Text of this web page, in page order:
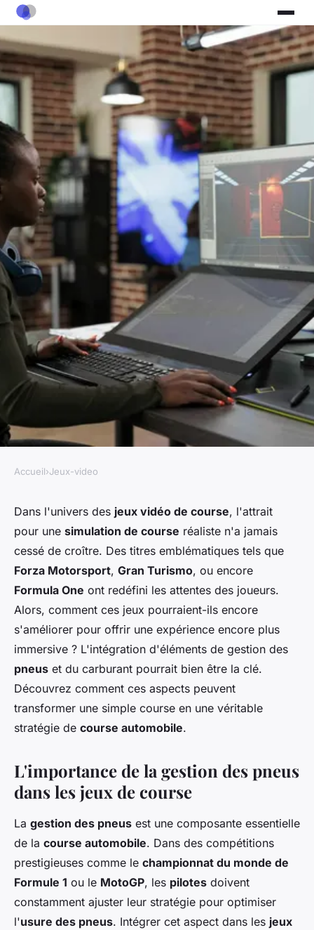
Comment un jeu de course
pourrait-il intégrer des
éléments de gestion des pneus
et du carburant pour plus de
réalisme?
Accueil›Jeux-video
Dans l'univers des jeux vidéo de course, l'attrait
pour une simulation de course réaliste n'a jamais
cessé de croître. Des titres emblématiques tels que
Forza Motorsport, Gran Turismo, ou encore
Formula One ont redéfini les attentes des joueurs.
Alors, comment ces jeux pourraient-ils encore
s'améliorer pour offrir une expérience encore plus
immersive ? L'intégration d'éléments de gestion des
pneus et du carburant pourrait bien être la clé.
Découvrez comment ces aspects peuvent
transformer une simple course en une véritable
stratégie de course automobile.
L'importance de la gestion des pneus
dans les jeux de course
La gestion des pneus est une composante essentielle
de la course automobile. Dans des compétitions
prestigieuses comme le championnat du monde de
Formule 1 ou le MotoGP, les pilotes doivent
constamment ajuster leur stratégie pour optimiser
l'usure des pneus. Intégrer cet aspect dans les jeux